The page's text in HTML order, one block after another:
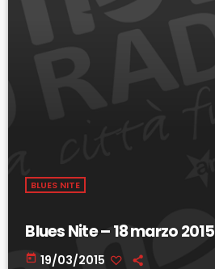
BLUES NITE
Blues Nite – 18 marzo 2015
today 19/03/2015